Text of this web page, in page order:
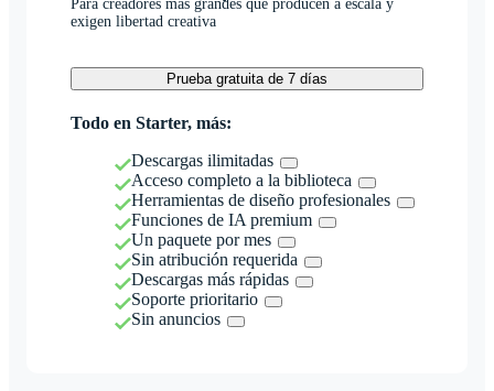
Para creadores más grandes que producen a escala y
exigen libertad creativa
Prueba gratuita de 7 días
Todo en Starter, más:
Descargas ilimitadas
Acceso completo a la biblioteca
Herramientas de diseño profesionales
Funciones de IA premium
Un paquete por mes
Sin atribución requerida
Descargas más rápidas
Soporte prioritario
Sin anuncios